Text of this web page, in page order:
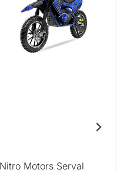
Nitro Motors Serval